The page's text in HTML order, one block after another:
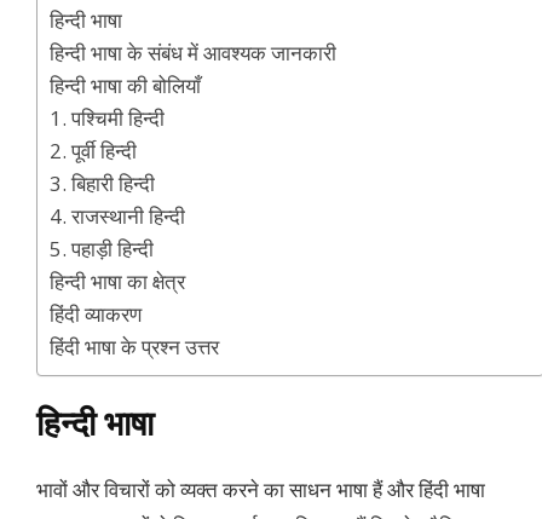
हिन्दी भाषा
हिन्दी भाषा के संबंध में आवश्यक जानकारी
हिन्दी भाषा की बोलियाँ
1. पश्चिमी हिन्दी
2. पूर्वी हिन्दी
3. बिहारी हिन्दी
4. राजस्थानी हिन्दी
5. पहाड़ी हिन्दी
हिन्दी भाषा का क्षेत्र
हिंदी व्याकरण
हिंदी भाषा के प्रश्न उत्तर
हिन्दी भाषा
भावों और विचारों को व्यक्त करने का साधन भाषा हैं और हिंदी भाषा